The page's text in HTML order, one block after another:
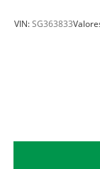
VIN:SG363833